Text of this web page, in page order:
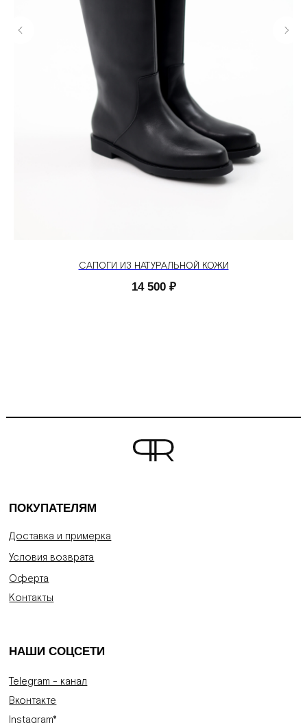
САПОГИ ИЗ НАТУРАЛЬНОЙ КОЖИ
14 500 ₽
ПОКУПАТЕЛЯМ
НАШИ СОЦСЕТИ
Telegram - канал
Вконтакте
Instagram*
Доставка и примерка
Условия возврата
Оферта
Контакты